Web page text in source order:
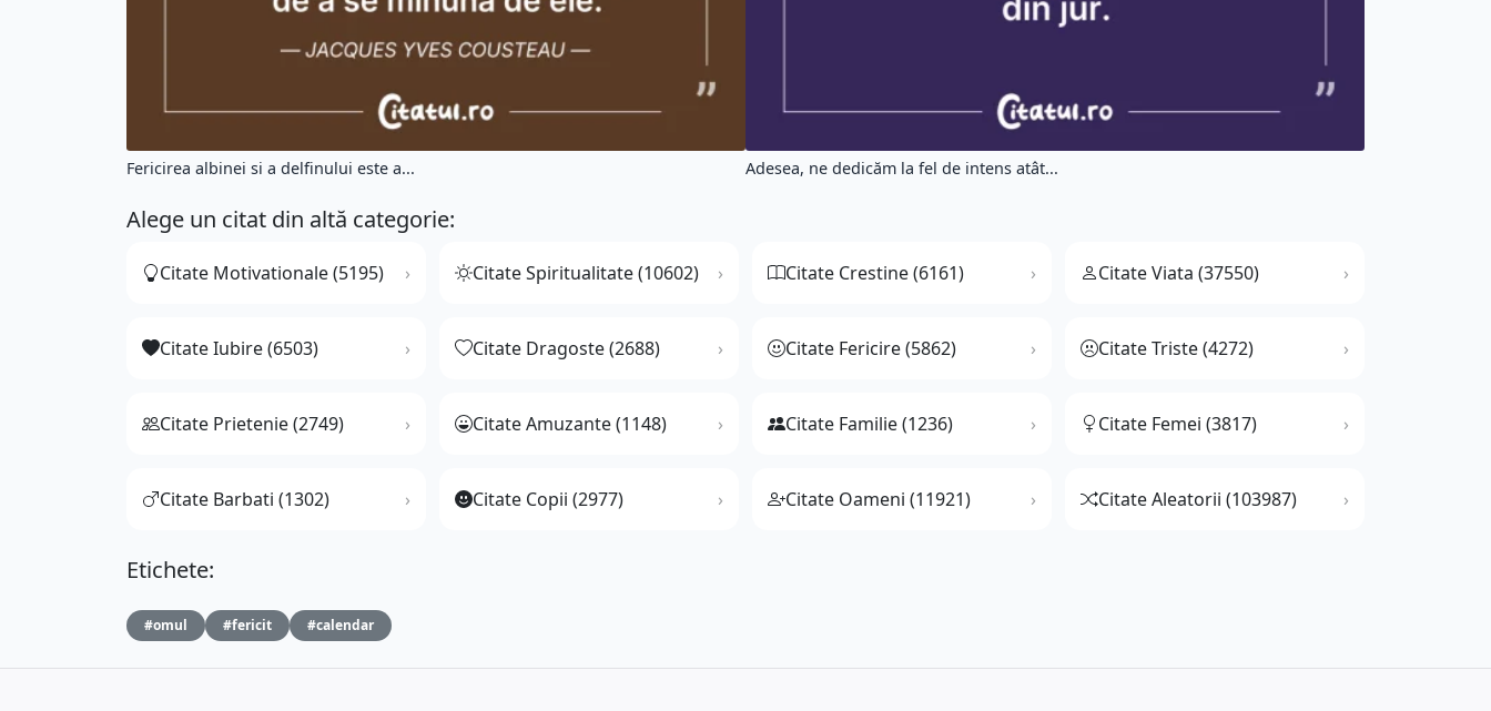
Fericirea albinei si a delfinului este a... Adesea, ne dedicăm la fel de intens atât...
Alege un citat din altă categorie:
Citate Motivationale (5195) Citate Spiritualitate (10602) Citate Crestine (6161) Citate Viata (37550)
Citate Iubire (6503) Citate Dragoste (2688) Citate Fericire (5862) Citate Triste (4272)
Citate Prietenie (2749) Citate Amuzante (1148) Citate Familie (1236) Citate Femei (3817)
Citate Barbati (1302) Citate Copii (2977) Citate Oameni (11921) Citate Aleatorii (103987)
Etichete:
#omul #fericit #calendar